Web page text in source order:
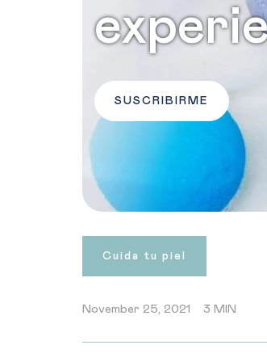
SUSCRIBIRME
Cuida tu piel
November 25, 2021 3 MIN